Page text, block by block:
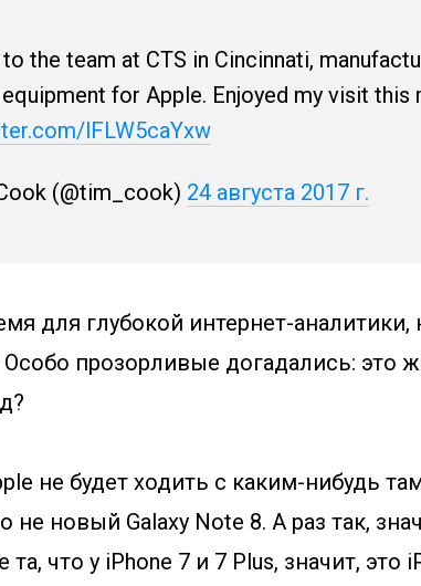
to the team at CTS in Cincinnati,
for Apple. Enjoyed my visit this
lFLW5caYxw
(@tim_cook) 24 августа 2017 г.
для глубокой интернет-
прозорливые догадались: это
не будет ходить с каким-нибудь
не новый Galaxy Note 8. А раз так,
что у iPhone 7 и 7 Plus, значит, это